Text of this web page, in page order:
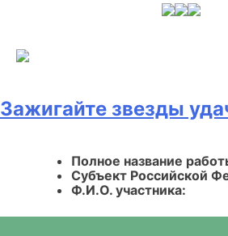
Зажигайте звезды
Полное название
Субъект Российской
Ф.И.О. участника: